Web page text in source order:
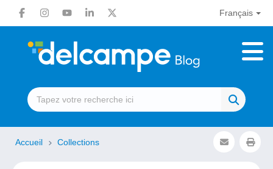
Français
Accueil Collections